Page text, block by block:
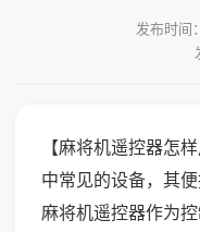
发布时间
【麻将机遥控器怎
中常见的设备，其
麻将机遥控器作为